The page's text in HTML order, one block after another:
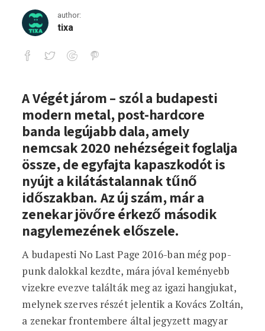
author:
tixa
Végét járom – új klip a No Last Page-től
A Végét járom – szól a budapesti
modern metal, post-hardcore
banda legújabb dala, amely
nemcsak 2020 nehézségeit foglalja
össze, de egyfajta kapaszkodót is
nyújt a kilátástalannak tűnő
időszakban. Az új szám, már a
zenekar jövőre érkező második
nagylemezének előszele.
A budapesti No Last Page 2016-ban még pop-
punk dalokkal kezdte, mára jóval keményebb
vizekre evezve találták meg az igazi hangjukat,
melynek szerves részét jelentik a Kovács Zoltán,
a zenekar frontembere által jegyzett magyar